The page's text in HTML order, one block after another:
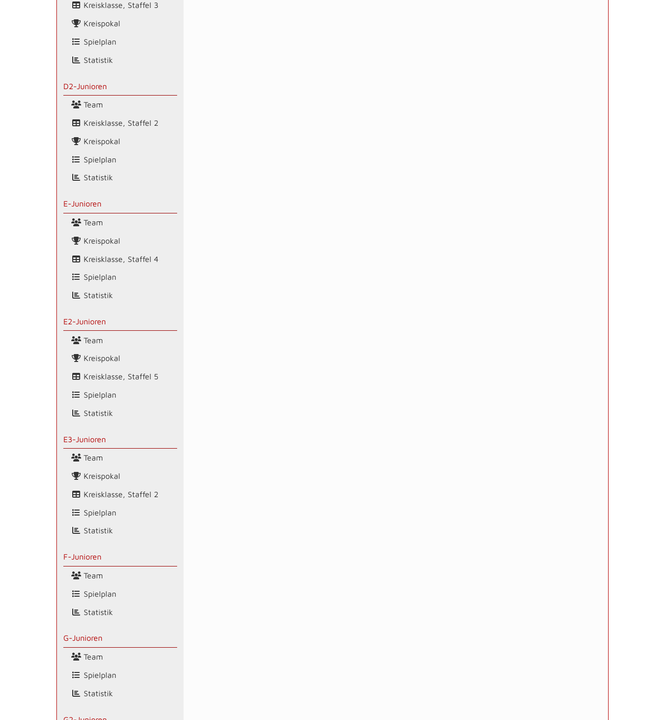
Kreisklasse, Staffel 3
Kreispokal
Spielplan
Statistik
D2-Junioren
Team
Kreisklasse, Staffel 2
Kreispokal
Spielplan
Statistik
E-Junioren
Team
Kreispokal
Kreisklasse, Staffel 4
Spielplan
Statistik
E2-Junioren
Team
Kreispokal
Kreisklasse, Staffel 5
Spielplan
Statistik
E3-Junioren
Team
Kreispokal
Kreisklasse, Staffel 2
Spielplan
Statistik
F-Junioren
Team
Spielplan
Statistik
G-Junioren
Team
Spielplan
Statistik